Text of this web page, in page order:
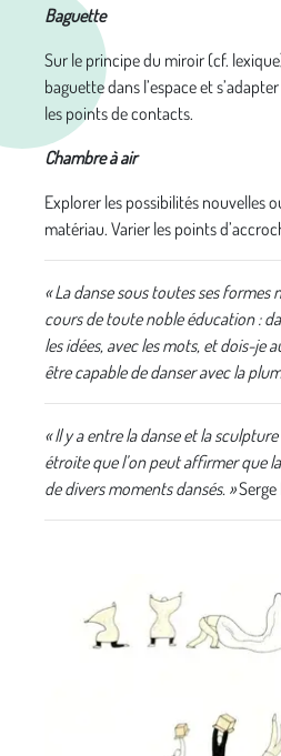
Baguette
Sur le principe du miroir (cf.
baguette dans l’espace et
les points de contacts.
Chambre à air
Explorer les possibilités nouvelles
matériau. Varier les points
« La danse sous toutes ses formes
cours de toute noble éducation :
les idées, avec les mots, et dois-je
être capable de danser avec la
« Il y a entre la danse et la
étroite que l’on peut affirmer que
de divers moments dansés. »